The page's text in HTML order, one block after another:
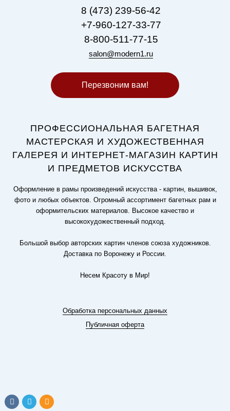
8 (473) 239-56-42
+7-960-127-33-77
8-800-511-77-15
salon@modern1.ru
Перезвоним вам!
ПРОФЕССИОНАЛЬНАЯ БАГЕТНАЯ
МАСТЕРСКАЯ И ХУДОЖЕСТВЕННАЯ
ГАЛЕРЕЯ И ИНТЕРНЕТ-МАГАЗИН КАРТИН
И ПРЕДМЕТОВ ИСКУССТВА
Оформление в рамы произведений искусства - картин, вышивок,
фото и любых объектов. Огромный ассортимент багетных рам и
оформительских материалов. Высокое качество и
высокохудожественный подход.
Большой выбор авторских картин членов союза художников.
Доставка по Воронежу и России.
Несем Красоту в Мир!
Обработка персональных данных
Публичная оферта